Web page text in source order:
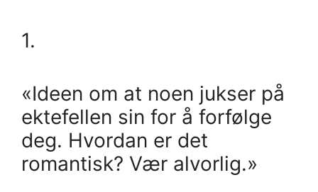
1.
«Ideen om at noen jukser på
ektefellen sin for å forfølge
deg. Hvordan er det
romantisk? Vær alvorlig.»